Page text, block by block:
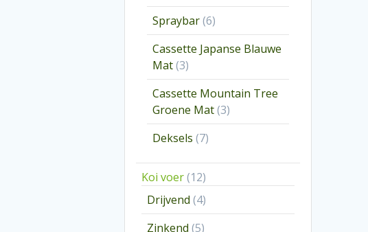
producten
Spraybar 66
producten
Cassette Japanse Blauwe
Mat 33
producten
Cassette Mountain Tree
Groene Mat 33
producten
Deksels 77
Koi voer 1212
producten
Drijvend 44
producten
Zinkend 55